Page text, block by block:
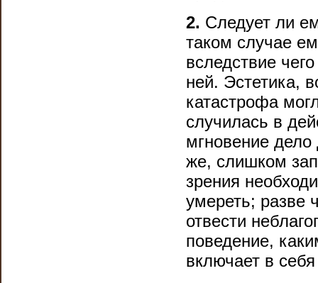
2. Следует ли
таком случае
вследствие
ней. Эстетика,
катастрофа
случилась в
мгновение
же, слишком
зрения
умереть; разве
отвести
поведение,
включает в